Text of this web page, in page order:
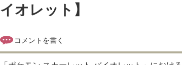
イオレット】